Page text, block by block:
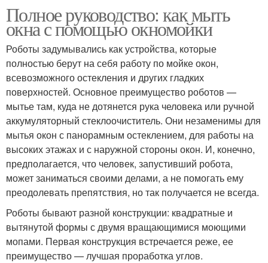
Полное руководство: как мыть
окна с помощью окномойки
Роботы задумывались как устройства, которые
полностью берут на себя работу по мойке окон,
всевозможного остекления и других гладких
поверхностей. Основное преимущество роботов —
мытье там, куда не дотянется рука человека или ручной
аккумуляторный стеклоочиститель. Они незаменимы для
мытья окон с панорамным остеклением, для работы на
высоких этажах и с наружной стороны окон. И, конечно,
предполагается, что человек, запустивший робота,
может заниматься своими делами, а не помогать ему
преодолевать препятствия, но так получается не всегда.
Роботы бывают разной конструкции: квадратные и
вытянутой формы с двумя вращающимися моющими
мопами. Первая конструкция встречается реже, ее
преимущество — лучшая проработка углов.